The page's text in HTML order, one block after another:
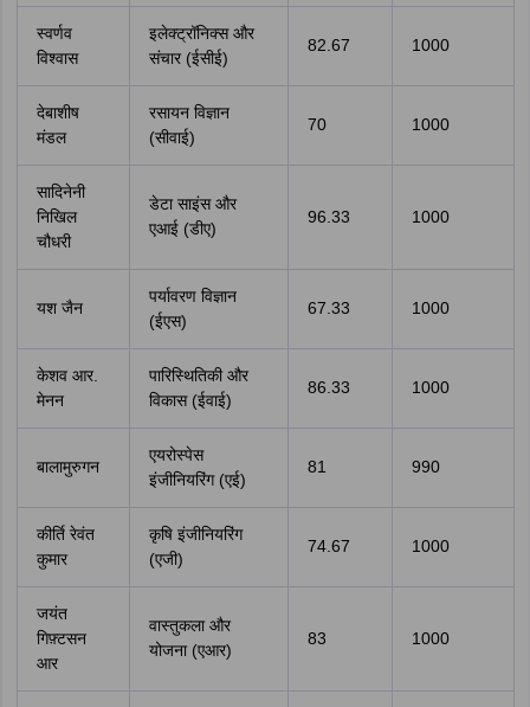
स्वर्णव
विश्वास
इलेक्ट्रॉनिक्स और
संचार (ईसीई)
82.67 1000
देबाशीष
मंडल
रसायन विज्ञान
(सीवाई)
70 1000
सादिनेनी
निखिल
चौधरी
डेटा साइंस और
एआई (डीए)
96.33 1000
यश जैन
पर्यावरण विज्ञान
(ईएस)
67.33 1000
केशव आर.
मेनन
पारिस्थितिकी और
विकास (ईवाई)
86.33 1000
बालामुरुगन
एयरोस्पेस
इंजीनियरिंग (एई)
81 990
कीर्ति रेवंत
कुमार
कृषि इंजीनियरिंग
(एजी)
74.67 1000
जयंत
गिफ़्टसन
आर
वास्तुकला और
योजना (एआर)
83 1000